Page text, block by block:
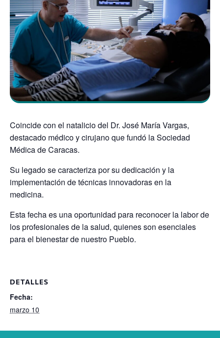
Coincide con el natalicio del Dr. José María Vargas,
destacado médico y cirujano que fundó la Sociedad
Médica de Caracas.
Su legado se caracteriza por su dedicación y la
implementación de técnicas innovadoras en la
medicina.
Esta fecha es una oportunidad para reconocer la labor de
los profesionales de la salud, quienes son esenciales
para el bienestar de nuestro Pueblo.
DETALLES
Fecha:
marzo 10